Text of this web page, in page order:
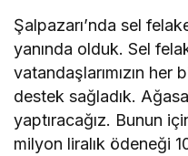
Şalpazarı’nda sel
yanında olduk. Sel
vatandaşlarımızın her
destek sağladık.
yaptıracağız. Bunun
milyon liralık ödeneği